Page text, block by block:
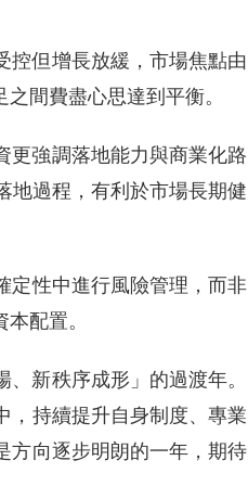
控但增長放緩，市場焦點由
間費盡心思達到平衡。
更強調落地能力與商業化路
地過程，有利於市場長期健
定性中進行風險管理，而非
配置。
新秩序成形」的過渡年。
，持續提升自身制度、專業
方向逐步明朗的一年，期待